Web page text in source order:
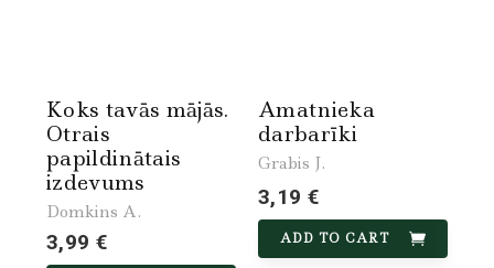
Koks tavās mājās.
Otrais
papildinātais
izdevums
Domkins A.
3,99 €
Amatnieka
darbarīki
Grabis J.
3,19 €
ADD TO CART